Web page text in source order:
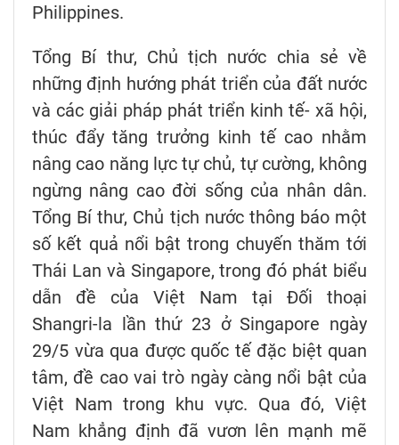
Philippines.
Tổng Bí thư, Chủ tịch nước chia sẻ về
những định hướng phát triển của đất nước
và các giải pháp phát triển kinh tế- xã hội,
thúc đẩy tăng trưởng kinh tế cao nhằm
nâng cao năng lực tự chủ, tự cường, không
ngừng nâng cao đời sống của nhân dân.
Tổng Bí thư, Chủ tịch nước thông báo một
số kết quả nổi bật trong chuyến thăm tới
Thái Lan và Singapore, trong đó phát biểu
dẫn đề của Việt Nam tại Đối thoại
Shangri-la lần thứ 23 ở Singapore ngày
29/5 vừa qua được quốc tế đặc biệt quan
tâm, đề cao vai trò ngày càng nổi bật của
Việt Nam trong khu vực. Qua đó, Việt
Nam khẳng định đã vươn lên mạnh mẽ